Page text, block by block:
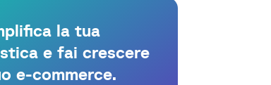
la tua
e fai crescere
e-commerce.